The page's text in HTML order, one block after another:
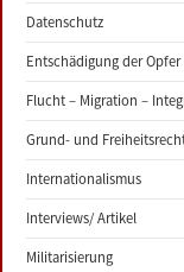
Datenschutz
Entschädigung der Opfer
Flucht – Migration –
Grund- und
Internationalismus
Interviews/ Artikel
Militarisierung